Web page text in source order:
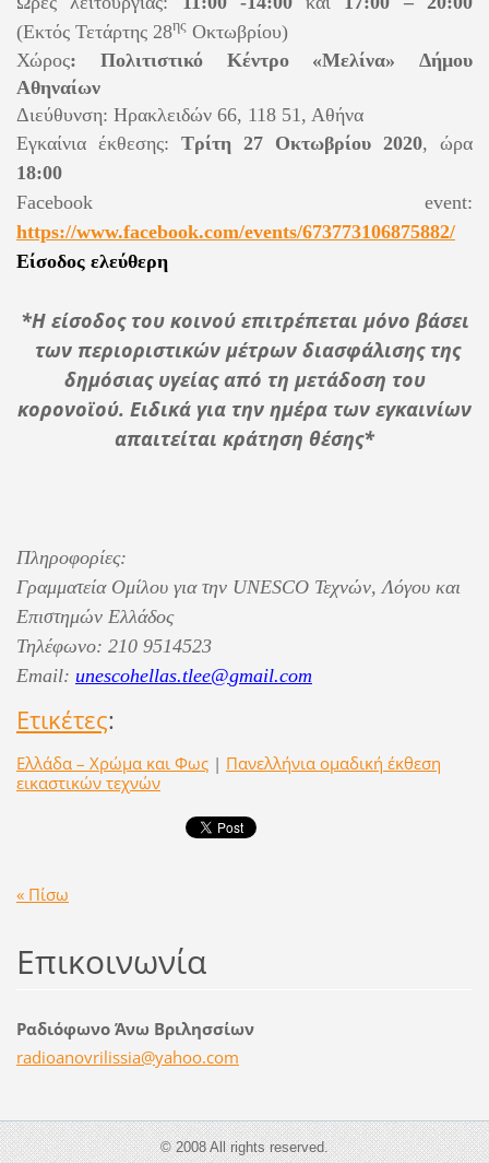
(Εκτός Τετάρτης 28ηςΟκτωβρίου)
Χώρος: Πολιτιστικό Κέντρο «Μελίνα»
Δήμου
Αθηναίων
Διεύθυνση: Ηρακλειδών 66, 118 51, Αθήνα
Εγκαίνια έκθεσης: Τρίτη 27 Οκτωβρίου 2020, ώρα
18:00
Facebook event:
https://www.facebook.com/events/673773106875882/
Είσοδος ελεύθερη
*Η είσοδος του κοινού επιτρέπεται μόνο βάσει
των περιοριστικών μέτρων διασφάλισης της
δημόσιας υγείας από τη μετάδοση του
κορονοϊού. Ειδικά για την ημέρα των εγκαινίων
απαιτείται κράτηση θέσης*
Πληροφορίες:
Γραμματεία Ομίλου για την UNESCOΤεχνών, Λόγου και
Επιστημών Ελλάδος
Τηλέφωνο: 210 9514523
Email: unescohellas.tlee@gmail.com
Ετικέτες:
Ελλάδα – Χρώμα και Φως | Πανελλήνια ομαδική έκθεση
εικαστικών τεχνών
« Πίσω
Επικοινωνία
Ραδιόφωνο Άνω Βριλησσίων
radioanovrilissia@yahoo.com
© 2008 All rights reserved.